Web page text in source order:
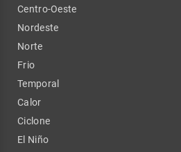
Centro-Oeste
Nordeste
Norte
Frio
Temporal
Calor
Ciclone
El Niño